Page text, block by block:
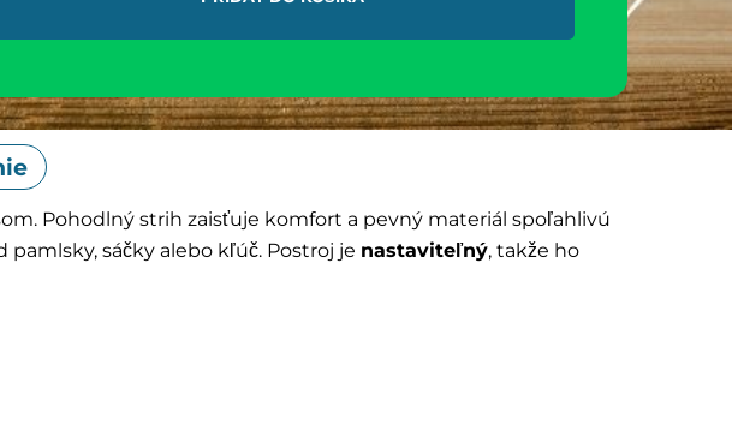
Pohodlný strih zaisťuje komfort a pevný materiál spoľahlivú
sáčky alebo kľúč. Postroj je nastaviteľný, takže ho